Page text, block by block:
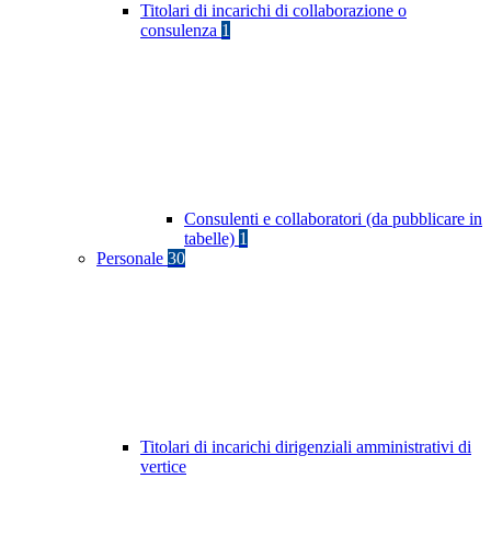
Titolari di incarichi di collaborazione o
consulenza 1
Consulenti e collaboratori (da pubblicare in
tabelle) 1
Personale 30
Titolari di incarichi dirigenziali amministrativi di
vertice